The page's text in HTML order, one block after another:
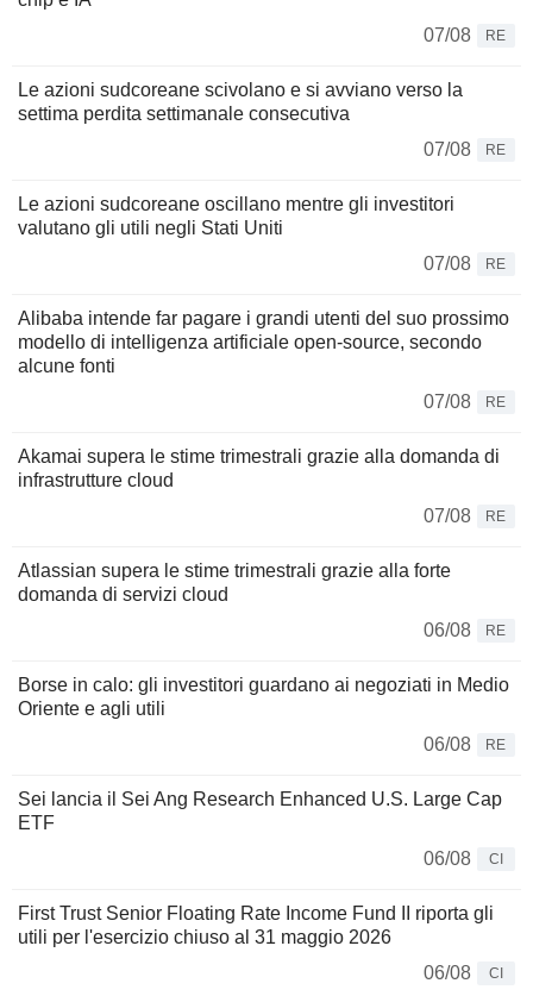
07/08
RE
Le azioni sudcoreane scivolano e si avviano verso la
settima perdita settimanale consecutiva
07/08
RE
Le azioni sudcoreane oscillano mentre gli investitori
valutano gli utili negli Stati Uniti
07/08
RE
Alibaba intende far pagare i grandi utenti del suo prossimo
modello di intelligenza artificiale open-source, secondo
alcune fonti
07/08
RE
Akamai supera le stime trimestrali grazie alla domanda di
infrastrutture cloud
07/08
RE
Atlassian supera le stime trimestrali grazie alla forte
domanda di servizi cloud
06/08
RE
Borse in calo: gli investitori guardano ai negoziati in Medio
Oriente e agli utili
06/08
RE
Sei lancia il Sei Ang Research Enhanced U.S. Large Cap
ETF
06/08
CI
First Trust Senior Floating Rate Income Fund II riporta gli
utili per l'esercizio chiuso al 31 maggio 2026
06/08
CI